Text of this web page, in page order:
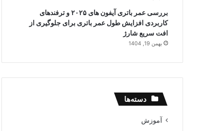
بررسی عمر باتری آیفون های ۲۰۲۵ و ترفندهای
کاربردی افزایش طول عمر باتری برای جلوگیری از
افت سریع شارژ
بهمن 19, 1404
دسته‌ها
آموزش